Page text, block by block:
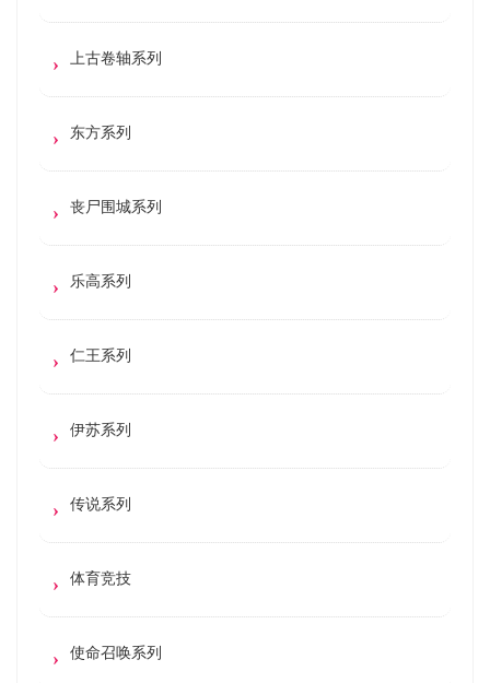
上古卷轴系列
东方系列
丧尸围城系列
乐高系列
仁王系列
伊苏系列
传说系列
体育竞技
使命召唤系列